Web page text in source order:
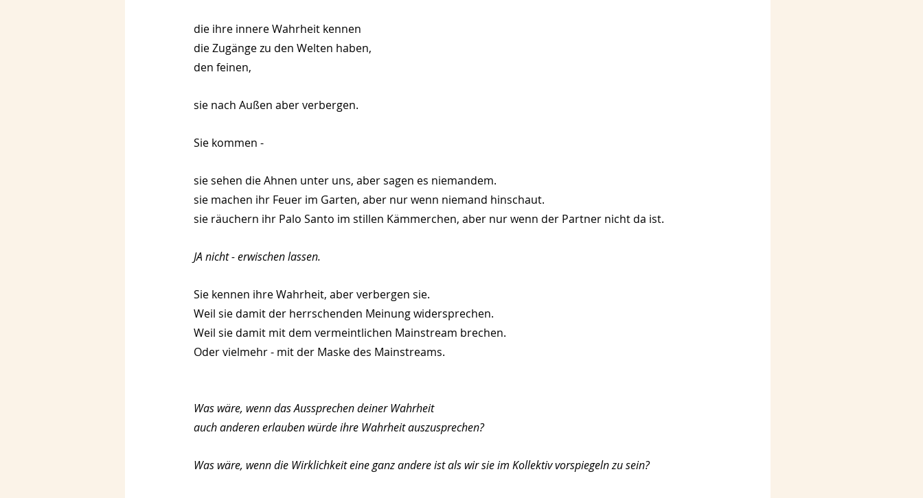
die ihre innere Wahrheit kennen
die Zugänge zu den Welten haben,
den feinen,
sie nach Außen aber verbergen.
Sie kommen -
sie sehen die Ahnen unter uns, aber sagen es niemandem.
sie machen ihr Feuer im Garten, aber nur wenn niemand hinschaut.
sie räuchern ihr Palo Santo im stillen Kämmerchen, aber nur wenn der Partner nicht da ist.
JA nicht - erwischen lassen.
Sie kennen ihre Wahrheit, aber verbergen sie.
Weil sie damit der herrschenden Meinung widersprechen.
Weil sie damit mit dem vermeintlichen Mainstream brechen.
Oder vielmehr - mit der Maske des Mainstreams.
Was wäre, wenn das Aussprechen deiner Wahrheit
auch anderen erlauben würde ihre Wahrheit auszusprechen?
Was wäre, wenn die Wirklichkeit eine ganz andere ist als wir sie im Kollektiv vorspiegeln zu sein?